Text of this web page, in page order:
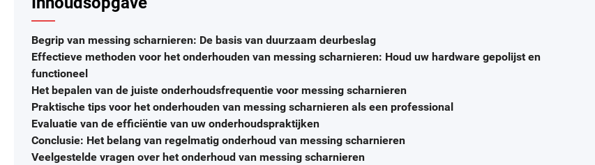
Begrip van messing scharnieren: De basis van duurzaam deurbeslag
Effectieve methoden voor het onderhouden van messing scharnieren: Houd uw hardware gepolijst en
functioneel
Het bepalen van de juiste onderhoudsfrequentie voor messing scharnieren
Praktische tips voor het onderhouden van messing scharnieren als een professional
Evaluatie van de efficiëntie van uw onderhoudspraktijken
Conclusie: Het belang van regelmatig onderhoud van messing scharnieren
Veelgestelde vragen over het onderhoud van messing scharnieren